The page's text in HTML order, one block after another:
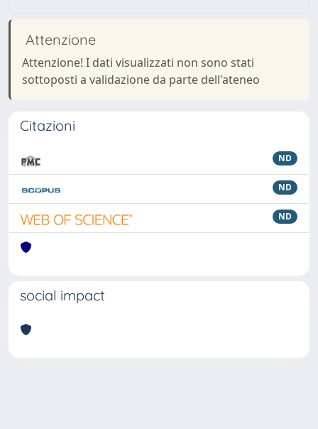
Attenzione
Attenzione! I dati visualizzati non sono stati
sottoposti a validazione da parte dell'ateneo
Citazioni
ND
ND
ND
social impact